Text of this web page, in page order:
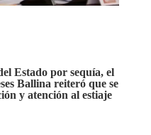
Estado por sequía, el
Ballina reiteró que se
y atención al estiaje